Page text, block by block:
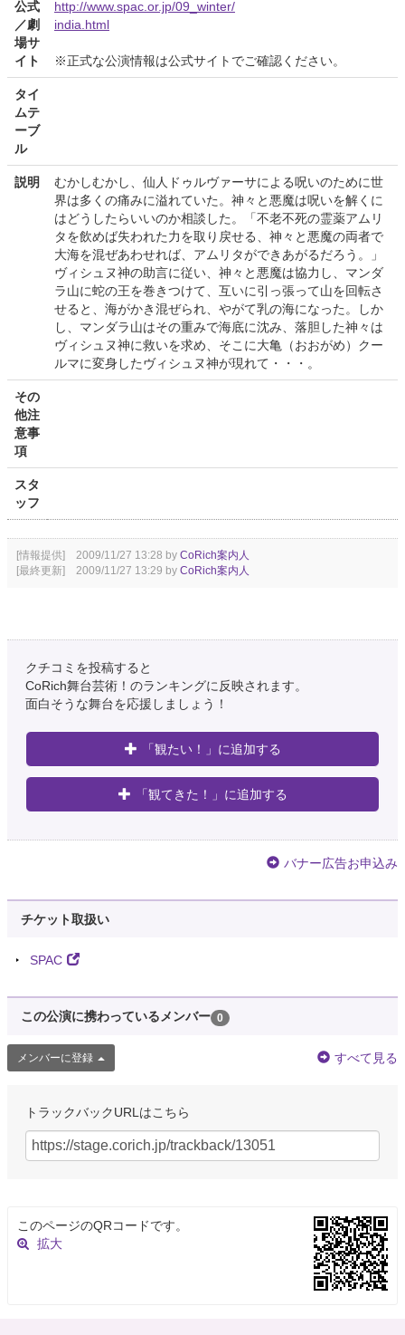
公式
／劇
場サ
イト
http://www.spac.or.jp/09_winter/
india.html
※正式な公演情報は公式サイトでご確認ください。
タイ
ムテ
ーブ
ル
説明
むかしむかし、仙人ドゥルヴァーサによる呪いのために世
界は多くの痛みに溢れていた。神々と悪魔は呪いを解くに
はどうしたらいいのか相談した。「不老不死の霊薬アムリ
タを飲めば失われた力を取り戻せる、神々と悪魔の両者で
大海を混ぜあわせれば、アムリタができあがるだろう。」
ヴィシュヌ神の助言に従い、神々と悪魔は協力し、マンダ
ラ山に蛇の王を巻きつけて、互いに引っ張って山を回転さ
せると、海がかき混ぜられ、やがて乳の海になった。しか
し、マンダラ山はその重みで海底に沈み、落胆した神々は
ヴィシュヌ神に救いを求め、そこに大亀（おおがめ）クー
ルマに変身したヴィシュヌ神が現れて・・・。
その
他注
意事
項
スタ
ッフ
[情報提供] 2009/11/27 13:28 by CoRich案内人
[最終更新] 2009/11/27 13:29 by CoRich案内人
クチコミを投稿すると
CoRich舞台芸術！のランキングに反映されます。
面白そうな舞台を応援しましょう！
「観たい！」に追加する
「観てきた！」に追加する
バナー広告お申込み
チケット取扱い
SPAC
この公演に携わっているメンバー 0
メンバーに登録 すべて見る
トラックバックURLはこちら
このページのQRコードです。
拡大